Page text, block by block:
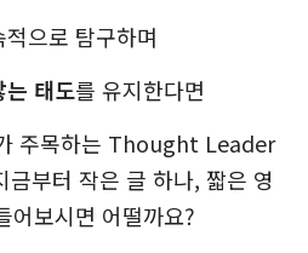
적으로 탐구하며
는 태도를 유지한다면
주목하는 Thought Leader
부터 작은 글 하나, 짧은 영
어보시면 어떨까요?